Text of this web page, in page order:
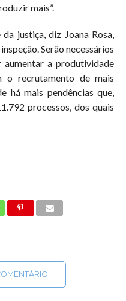
mais”.
justiça, diz Joana Rosa,
Serão necessários
aumentar a produtividade
o recrutamento de mais
há mais pendências que,
processos, dos quais